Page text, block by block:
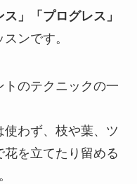
ス」「プログレス 」
ンです。
トのテクニックの一
わず、枝や葉、ツ
を立てたり留める